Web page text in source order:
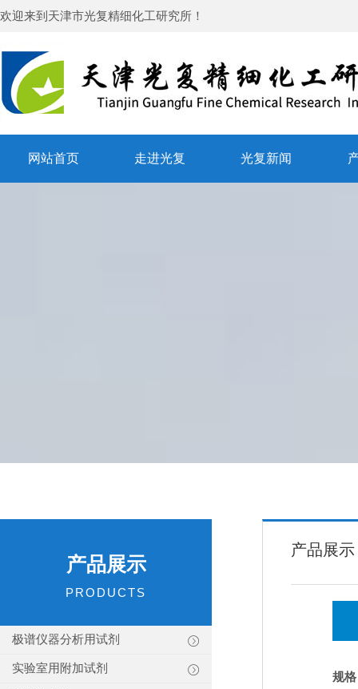
欢迎来到 天津市光复精细化工研究所 ！
网站首页 走进光复 光复新闻
产品展示
PRODUCTS
极谱仪器分析用试剂
实验室用附加试剂
产品展示
规